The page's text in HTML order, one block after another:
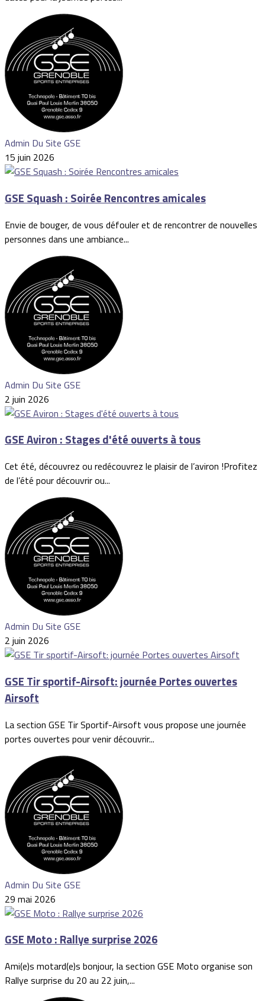
Admin Du Site GSE
15 juin 2026
GSE Squash : Soirée Rencontres amicales
Envie de bouger, de vous défouler et de rencontrer de nouvelles
personnes dans une ambiance...
Admin Du Site GSE
2 juin 2026
GSE Aviron : Stages d'été ouverts à tous
Cet été, découvrez ou redécouvrez le plaisir de l’aviron !Profitez
de l’été pour découvrir ou...
Admin Du Site GSE
2 juin 2026
GSE Tir sportif-Airsoft: journée Portes ouvertes
Airsoft
La section GSE Tir Sportif-Airsoft vous propose une journée
portes ouvertes pour venir découvrir...
Admin Du Site GSE
29 mai 2026
GSE Moto : Rallye surprise 2026
Ami(e)s motard(e)s bonjour, la section GSE Moto organise son
Rallye surprise du 20 au 22 juin,...